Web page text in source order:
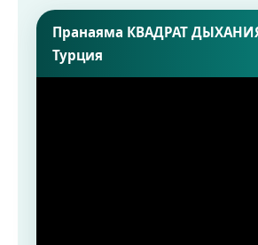
Пранаяма КВАДРАТ
Турция